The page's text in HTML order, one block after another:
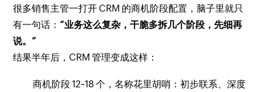
很多销售主管一打开 CRM 的商机阶段配置，脑子里就只
有一句话： “业务这么复杂，干脆多拆几个阶段，先细再
说。”
结果半年后，CRM 管理变成这样：
商机阶段 12~18 个，名称花里胡哨：初步联系、深度